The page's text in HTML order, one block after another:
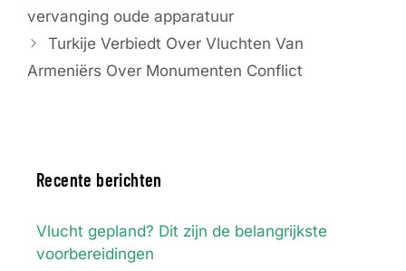
vervanging oude apparatuur
Turkije Verbiedt Over Vluchten Van
Armeniërs Over Monumenten Conflict
Recente berichten
Vlucht gepland? Dit zijn de belangrijkste
voorbereidingen